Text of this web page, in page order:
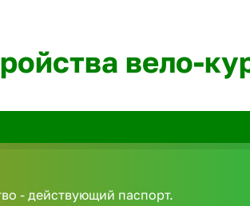
вело-
- действующий паспорт.